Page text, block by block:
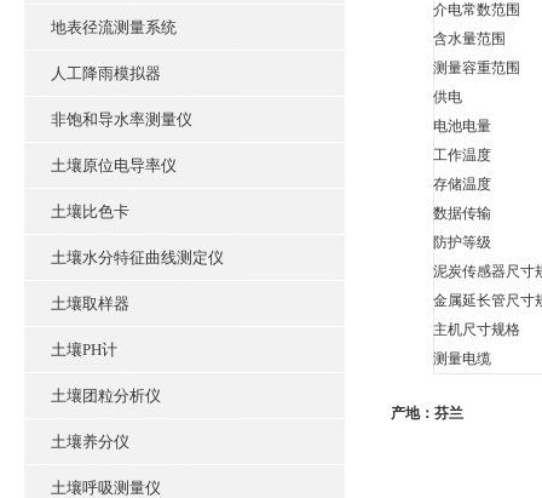
地表径流测量系统
人工降雨模拟器
非饱和导水率测量仪
土壤原位电导率仪
土壤比色卡
土壤水分特征曲线测定仪
土壤取样器
土壤PH计
土壤团粒分析仪
土壤养分仪
土壤呼吸测量仪
介电常数范围
含水量范围
测量容重范围
供电
电池电量
工作温度
存储温度
数据传输
防护等级
泥炭传感器尺寸
金属延长管尺寸
主机尺寸规格
测量电缆
产地：芬兰